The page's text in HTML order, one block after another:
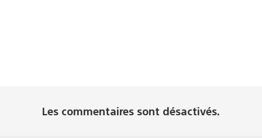
Les commentaires sont désactivés.